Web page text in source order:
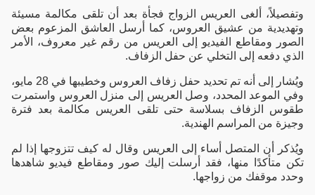
وتفصيلاً، ألغى العريس الزواج فجأة بعد أن تلقى مكالمة مسيئة
وتهديدية من عشيق العروس، كما أرسل العاشق المزعوم بعض
الصور ومقاطع الفيديو إلى العريس من رقم غير معروف، الأمر
الذي دفعه إلى التخلي عن حفل الزفاف.
ويُشار إلى أنه تم تحديد حفل زفاف العروس وخطيبها في 28 مايو،
وفي الموعد المحدد، وصل العريس إلى منزل العروس واستمرت
طقوس الزفاف بسلاسة حتى تلقى العريس مكالمة بعد فترة
وجيزة من المراسم الهندية.
ويُذكر أن المتصل أساء إلى العريس وقال له كيف تتزوجها إذا لم
تكن متأكدًا منها، فقد أرسلت إليك صور ومقاطع فيديو شاهدها
وحدد موقفك من زواجها.